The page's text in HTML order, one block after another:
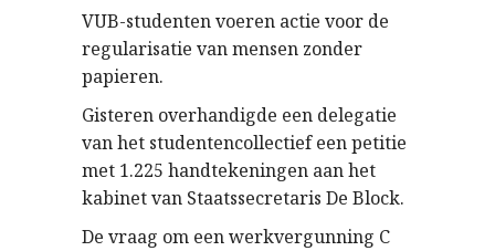
VUB-studenten voeren actie voor de
regularisatie van mensen zonder
papieren.
Gisteren overhandigde een delegatie
van het studentencollectief een petitie
met 1.225 handtekeningen aan het
kabinet van Staatssecretaris De Block.
De vraag om een werkvergunning C